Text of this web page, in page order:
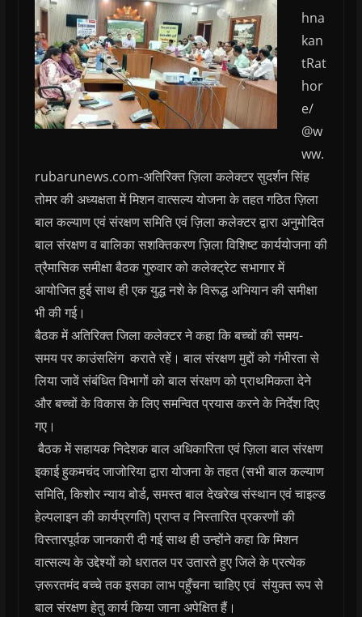
hna
kan
tRat
hor
e/
@w
ww.
rubarunews.com-अतिरिक्त ज़िला कलेक्टर सुदर्शन सिंह
तोमर की अध्यक्षता में मिशन वात्सल्य योजना के तहत गठित ज़िला
बाल कल्याण एवं संरक्षण समिति एवं ज़िला कलेक्टर द्वारा अनुमोदित
बाल संरक्षण व बालिका सशक्तिकरण ज़िला विशिष्ट कार्ययोजना की
त्रैमासिक समीक्षा बैठक गुरुवार को कलेक्ट्रेट सभागार में
आयोजित हुई साथ ही एक युद्ध नशे के विरूद्ध अभियान की समीक्षा
भी की गई।
बैठक में अतिरिक्त जिला कलेक्टर ने कहा कि बच्चों की समय-
समय पर काउंसलिंग कराते रहें। बाल संरक्षण मुद्दों को गंभीरता से
लिया जावें संबंधित विभागों को बाल संरक्षण को प्राथमिकता देने
और बच्चों के विकास के लिए समन्वित प्रयास करने के निर्देश दिए
गए।
बैठक में सहायक निदेशक बाल अधिकारिता एवं ज़िला बाल संरक्षण
इकाई हुकमचंद जाजोरिया द्वारा योजना के तहत (सभी बाल कल्याण
समिति, किशोर न्याय बोर्ड, समस्त बाल देखरेख संस्थान एवं चाइल्ड
हेल्पलाइन की कार्यप्रगति) प्राप्त व निस्तारित प्रकरणों की
विस्तारपूर्वक जानकारी दी गई साथ ही उन्होंने कहा कि मिशन
वात्सल्य के उद्देश्यों को धरातल पर उतारते हुए जिले के प्रत्येक
ज़रूरतमंद बच्चे तक इसका लाभ पहुँचना चाहिए एवं संयुक्त रूप से
बाल संरक्षण हेतु कार्य किया जाना अपेक्षित हैं।